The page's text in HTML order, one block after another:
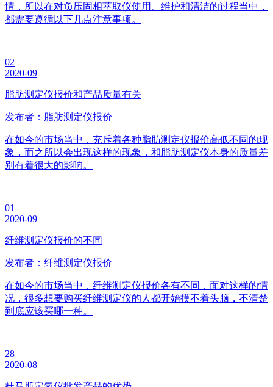
情，所以在对负压固相萃取仪使用、维护和清洁的过程当中，
都需要遵循以下几点注意事项。
02
2020-09
脂肪测定仪报价和产品质量有关
发布者：脂肪测定仪报价
在如今的市场当中，充斥着各种脂肪测定仪报价高低不同的现
象，而之所以会出现这样的现象，和脂肪测定仪本身的质量差
别有着很大的影响。
01
2020-09
纤维测定仪报价的不同
发布者：纤维测定仪报价
在如今的市场当中，纤维测定仪报价各有不同，面对这样的情
况，很多想要购买纤维测定仪的人都开始摸不着头脑，不清楚
到底应该买哪一种。
28
2020-08